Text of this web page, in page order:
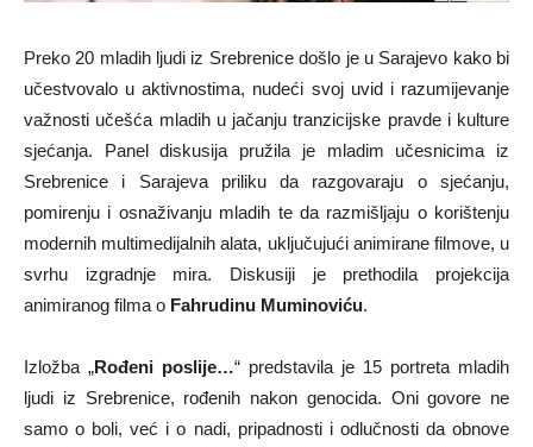
Preko 20 mladih ljudi iz Srebrenice došlo je u Sarajevo kako bi
učestvovalo u aktivnostima, nudeći svoj uvid i razumijevanje
važnosti učešća mladih u jačanju tranzicijske pravde i kulture
sjećanja. Panel diskusija pružila je mladim učesnicima iz
Srebrenice i Sarajeva priliku da razgovaraju o sjećanju,
pomirenju i osnaživanju mladih te da razmišljaju o korištenju
modernih multimedijalnih alata, uključujući animirane filmove, u
svrhu izgradnje mira. Diskusiji je prethodila projekcija
animiranog filma o Fahrudinu Muminoviću.
Izložba „Rođeni poslije…“ predstavila je 15 portreta mladih
ljudi iz Srebrenice, rođenih nakon genocida. Oni govore ne
samo o boli, već i o nadi, pripadnosti i odlučnosti da obnove